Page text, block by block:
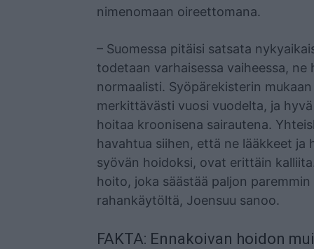
nimenomaan oireettomana.
– Suomessa pitäisi satsata
todetaan varhaisessa vaiheessa,
normaalisti. Syöpärekisterin
merkittävästi vuosi vuodelta, ja
hoitaa kroonisena sairautena.
havahtua siihen, että ne lääkkeet
syövän hoidoksi, ovat erittäin
hoito, joka säästää paljon
rahankäytöltä, Joensuu sanoo.
FAKTA: Ennakoivan hoidon